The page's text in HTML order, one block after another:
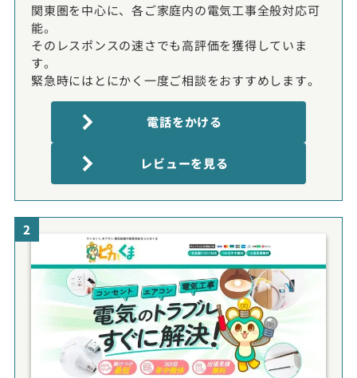
関東圏を中心に、各ご家庭内の電気工事全般対応可
能。
そのレスポンスの速さでも高評価を獲得していま
す。
緊急時にはとにかく一度ご相談をおすすめします。
電話をかける
レビューを見る
2